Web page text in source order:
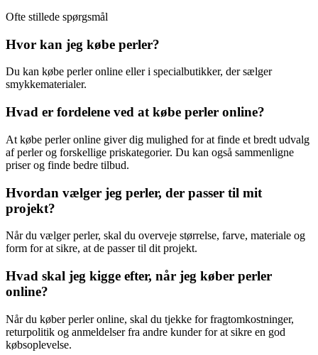
Ofte stillede spørgsmål
Hvor kan jeg købe perler?
Du kan købe perler online eller i specialbutikker, der sælger
smykkematerialer.
Hvad er fordelene ved at købe perler online?
At købe perler online giver dig mulighed for at finde et bredt udvalg
af perler og forskellige priskategorier. Du kan også sammenligne
priser og finde bedre tilbud.
Hvordan vælger jeg perler, der passer til mit
projekt?
Når du vælger perler, skal du overveje størrelse, farve, materiale og
form for at sikre, at de passer til dit projekt.
Hvad skal jeg kigge efter, når jeg køber perler
online?
Når du køber perler online, skal du tjekke for fragtomkostninger,
returpolitik og anmeldelser fra andre kunder for at sikre en god
købsoplevelse.